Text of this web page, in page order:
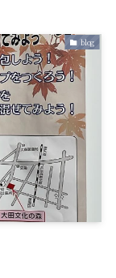
blog